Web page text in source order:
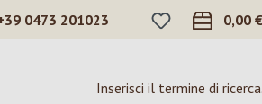
0473 201023
HAI 0
0,00